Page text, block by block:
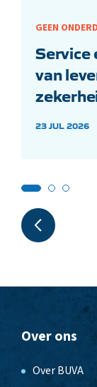
GEEN
Service
van
23 JUL 2026
Over ons
Over BUVA